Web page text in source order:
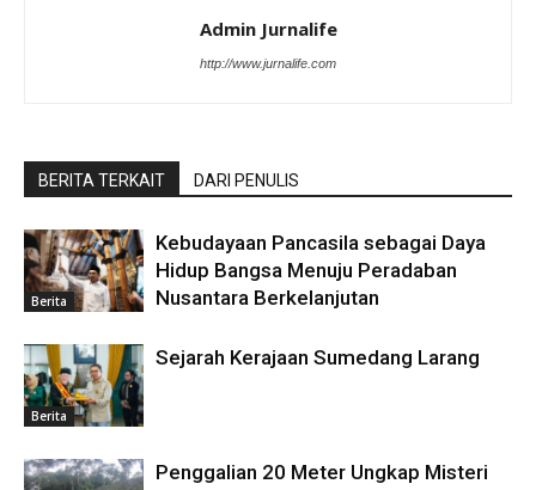
Admin Jurnalife
http://www.jurnalife.com
BERITA TERKAIT DARI PENULIS
Berita
Kebudayaan Pancasila sebagai Daya
Hidup Bangsa Menuju Peradaban
Nusantara Berkelanjutan
Berita
Sejarah Kerajaan Sumedang Larang
Penggalian 20 Meter Ungkap Misteri